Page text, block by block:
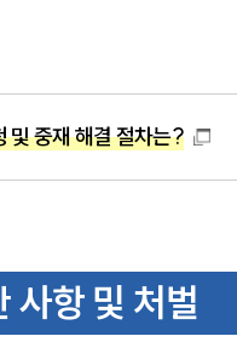
및 중재 해결 절차는?
사항 및 처벌